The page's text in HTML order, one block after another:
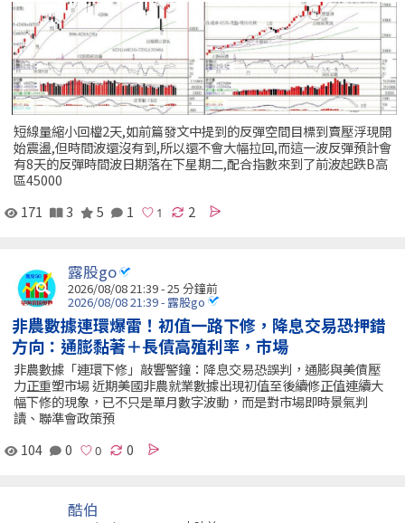
短線量縮小回檔2天,如前篇發文中提到的反彈空間目標到賣壓浮現開
始震盪,但時間波還沒有到,所以還不會大幅拉回,而這一波反彈預計會
有8天的反彈時間波日期落在下星期二,配合指數來到了前波起跌B高
區45000
171
3 5 1 2
露股go
2026/08/08 21:39 -25 分鐘前
2026/08/08 21:39 - 露股go
非農數據連環爆雷！初值一路下修，降息交易恐押錯
方向：通膨黏著＋長債高殖利率，市場
非農數據「連環下修」敲響警鐘：降息交易恐誤判，通膨與美債壓
力正重塑市場 近期美國非農就業數據出現初值至後續修正值連續大
幅下修的現象，已不只是單月數字波動，而是對市場即時景氣判
讀、聯準會政策預
104
0 0
酷伯